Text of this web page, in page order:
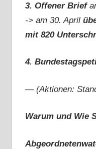
3. Offener Brief
-> am 30. April
mit 820
4.
— (Aktionen:
Warum und Wie